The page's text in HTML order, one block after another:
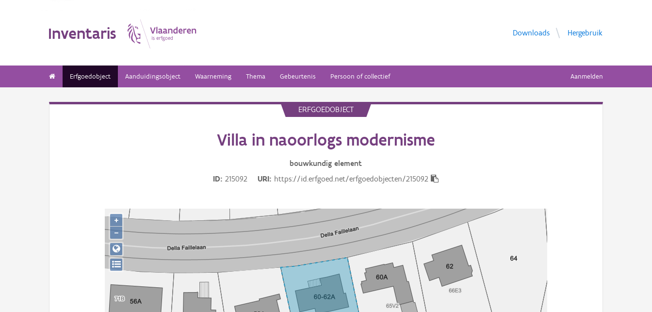
Inventaris Downloads Hergebruik
Erfgoedobject Aanduidingsobject Waarneming Thema Gebeurtenis Persoon of collectief Aanmelden
ERFGOEDOBJECT
Villa in naoorlogs modernisme
bouwkundig element
ID
215092 URI https://id.erfgoed.net/erfgoedobjecten/215092
+
−